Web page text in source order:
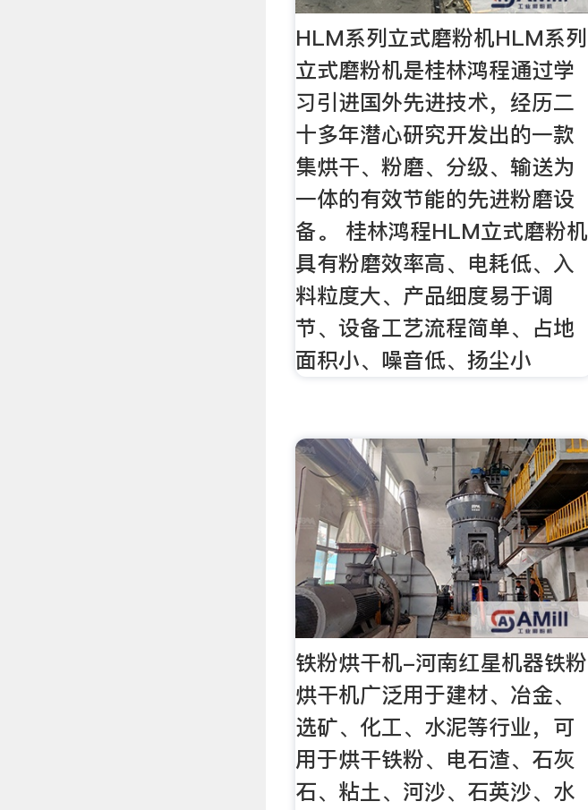
HLM系列立式磨粉机HLM系列
立式磨粉机是桂林鸿程通过学
习引进国外先进技术，经历二
十多年潜心研究开发出的一款
集烘干、粉磨、分级、输送为
一体的有效节能的先进粉磨设
备。 桂林鸿程HLM立式磨粉机
具有粉磨效率高、电耗低、入
料粒度大、产品细度易于调
节、设备工艺流程简单、占地
面积小、噪音低、扬尘小
铁粉烘干机-河南红星机器铁粉
烘干机广泛用于建材、冶金、
选矿、化工、水泥等行业，可
用于烘干铁粉、电石渣、石灰
石、粘土、河沙、石英沙、水